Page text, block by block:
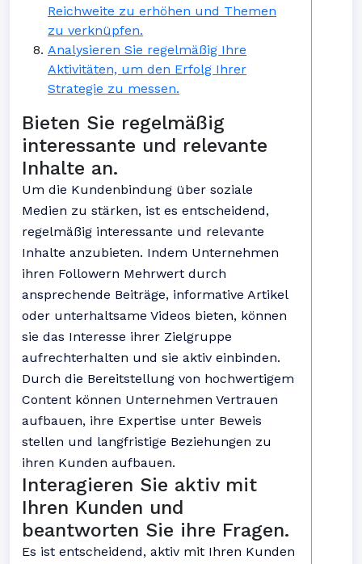
Reichweite zu erhöhen und Themen
zu verknüpfen.
Analysieren Sie regelmäßig Ihre
Aktivitäten, um den Erfolg Ihrer
Strategie zu messen.
Bieten Sie regelmäßig
interessante und relevante
Inhalte an.
Um die Kundenbindung über soziale
Medien zu stärken, ist es entscheidend,
regelmäßig interessante und relevante
Inhalte anzubieten. Indem Unternehmen
ihren Followern Mehrwert durch
ansprechende Beiträge, informative Artikel
oder unterhaltsame Videos bieten, können
sie das Interesse ihrer Zielgruppe
aufrechterhalten und sie aktiv einbinden.
Durch die Bereitstellung von hochwertigem
Content können Unternehmen Vertrauen
aufbauen, ihre Expertise unter Beweis
stellen und langfristige Beziehungen zu
ihren Kunden aufbauen.
Interagieren Sie aktiv mit
Ihren Kunden und
beantworten Sie ihre Fragen.
Es ist entscheidend, aktiv mit Ihren Kunden